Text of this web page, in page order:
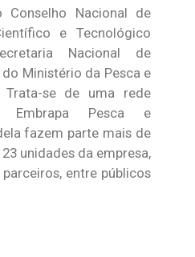
Conselho Nacional de
e Tecnológico
Nacional de
Ministério da Pesca e
Trata-se de uma rede
Embrapa Pesca e
fazem parte mais de
unidades da empresa,
entre públicos